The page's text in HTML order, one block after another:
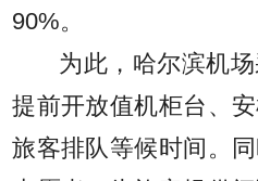
90%。
为此，哈尔滨机
提前开放值机柜台、
旅客排队等候时间。